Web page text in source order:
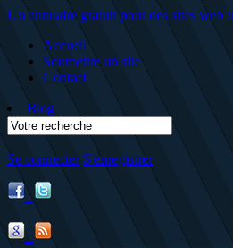
Un annuaire gratuit pour des sites web
Accueil
Soumettre un site
Contact
Blog
Se connecter S'enregistrer